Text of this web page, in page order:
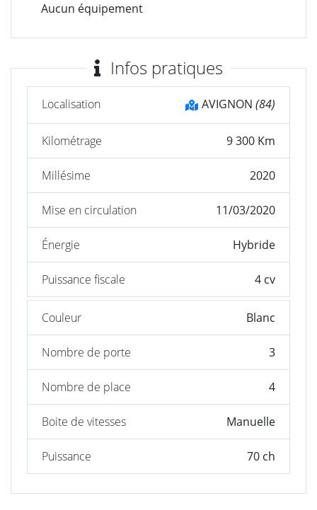
Aucun équipement
Infos pratiques
Localisation AVIGNON (84)
Kilométrage 9 300 Km
Millésime 2020
Mise en circulation 11/03/2020
Énergie Hybride
Puissance fiscale 4 cv
Couleur Blanc
Nombre de porte 3
Nombre de place 4
Boite de vitesses Manuelle
Puissance 70 ch